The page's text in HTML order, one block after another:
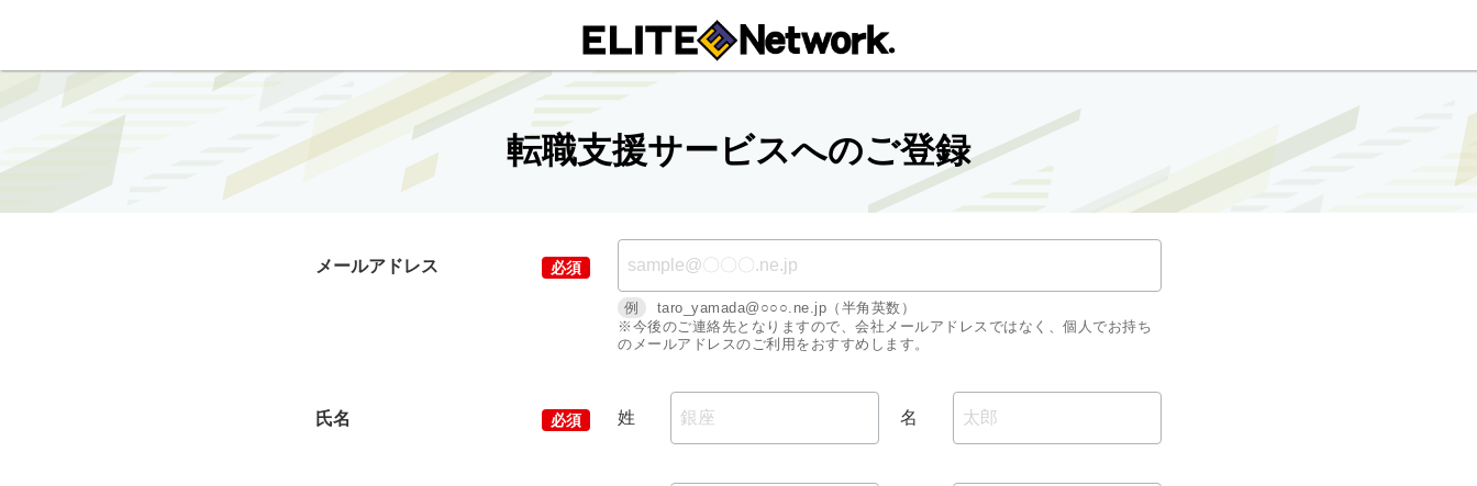
転職支援サービスへのご登録
メールアドレス
例
taro_yamada@○○○.ne.jp（半角英数）
※今後のご連絡先となりますので、会社メールアドレスではなく、個人でお持ち
のメールアドレスのご利用をおすすめします。
氏名 姓 名